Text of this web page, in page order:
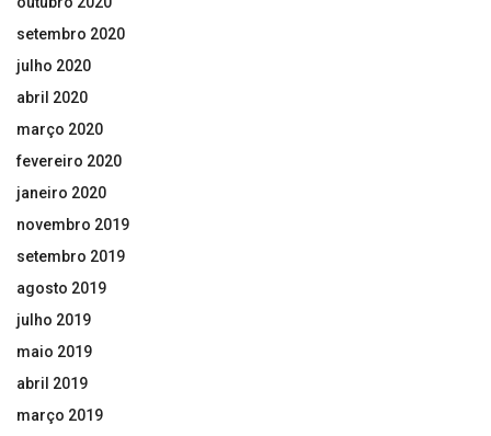
setembro 2020
julho 2020
abril 2020
março 2020
fevereiro 2020
janeiro 2020
novembro 2019
setembro 2019
agosto 2019
julho 2019
maio 2019
abril 2019
março 2019